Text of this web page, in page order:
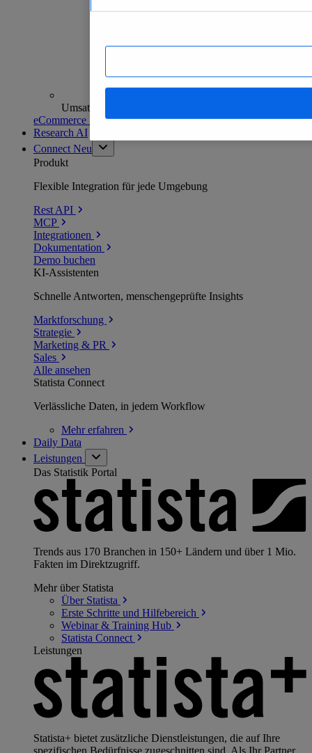
Umsatzanalysen und -prognosen
eCommerce Insights entdecken
Research AI
Connect Neu
Produkt
Flexible Integration für jede Umgebung
Rest API
MCP
Integrationen
Dokumentation
Demo buchen
KI-Assistenten
Schnelle Antworten, menschengeprüfte Insights
Marktforschung
Strategie
Marketing & PR
Sales
Alle ansehen
Statista Connect
Verlässliche Daten, in jedem Workflow
Mehrerfahren
Daily Data
Leistungen
Das Statistik Portal
Trends aus 170 Branchen in 150+ Ländern und über 1 Mio.
Fakten im Direktzugriff.
Mehr über Statista
Über Statista
Erste Schritte und Hilfebereich
Webinar & Training Hub
Statista Connect
Leistungen
Statista+ bietet zusätzliche Dienstleistungen, die auf Ihre
spezifischen Bedürfnisse zugeschnitten sind. Als Ihr Partner